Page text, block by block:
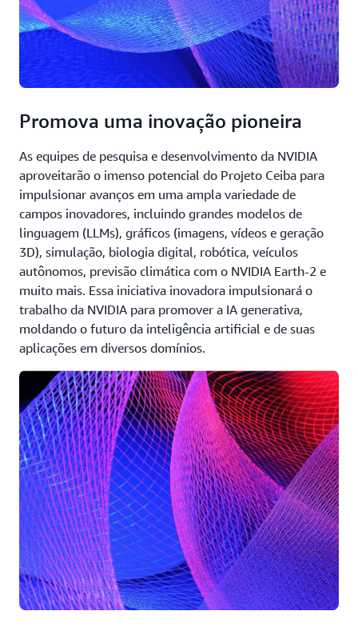
Promova uma inovação pioneira
As equipes de pesquisa e desenvolvimento da NVIDIA
aproveitarão o imenso potencial do Projeto Ceiba para
impulsionar avanços em uma ampla variedade de
campos inovadores, incluindo grandes modelos de
linguagem (LLMs), gráficos (imagens, vídeos e geração
3D), simulação, biologia digital, robótica, veículos
autônomos, previsão climática com o NVIDIA Earth-2 e
muito mais. Essa iniciativa inovadora impulsionará o
trabalho da NVIDIA para promover a IA generativa,
moldando o futuro da inteligência artificial e de suas
aplicações em diversos domínios.